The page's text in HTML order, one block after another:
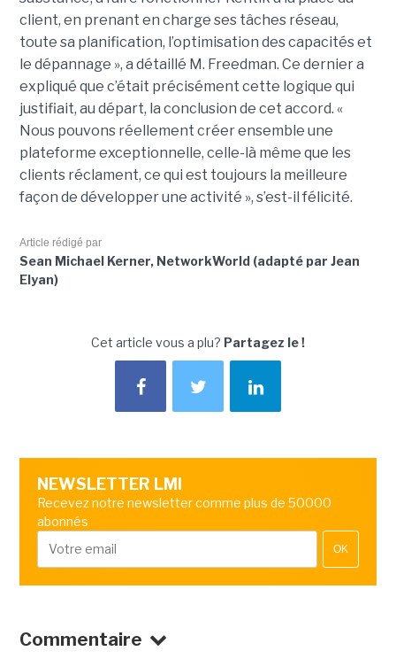
client, en prenant en charge ses tâches réseau,
toute sa planification, l’optimisation des capacités et
le dépannage », a détaillé M. Freedman. Ce dernier a
expliqué que c’était précisément cette logique qui
justifiait, au départ, la conclusion de cet accord. «
Nous pouvons réellement créer ensemble une
plateforme exceptionnelle, celle-là même que les
clients réclament, ce qui est toujours la meilleure
façon de développer une activité », s’est-il félicité.
Article rédigé par
Sean Michael Kerner, NetworkWorld (adapté par Jean
Elyan)
Cet article vous a plu? Partagez le !
NEWSLETTER LMI
Recevez notre newsletter comme plus de 50000
abonnés
OK
Commentaire